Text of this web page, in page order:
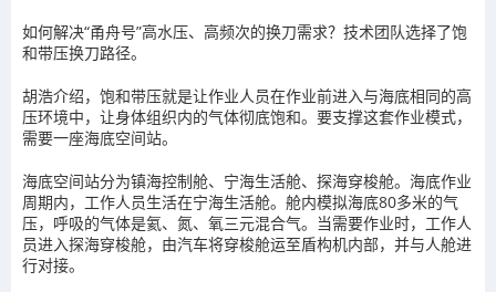
如何解决“甬舟号”高水压、高频次的换刀需求？技术团队选择了饱
和带压换刀路径。
胡浩介绍，饱和带压就是让作业人员在作业前进入与海底相同的高
压环境中，让身体组织内的气体彻底饱和。要支撑这套作业模式，
需要一座海底空间站。
海底空间站分为镇海控制舱、宁海生活舱、探海穿梭舱。海底作业
周期内，工作人员生活在宁海生活舱。舱内模拟海底80多米的气
压，呼吸的气体是氦、氮、氧三元混合气。当需要作业时，工作人
员进入探海穿梭舱，由汽车将穿梭舱运至盾构机内部，并与人舱进
行对接。